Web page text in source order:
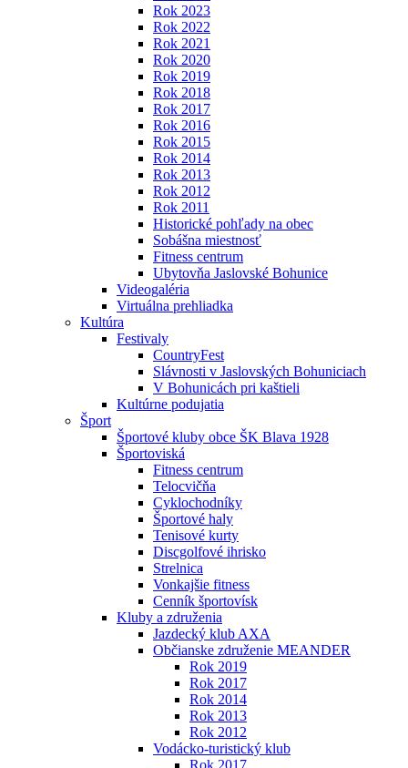
Rok 2023
Rok 2022
Rok 2021
Rok 2020
Rok 2019
Rok 2018
Rok 2017
Rok 2016
Rok 2015
Rok 2014
Rok 2013
Rok 2012
Rok 2011
Historické pohľady na obec
Sobášna miestnosť
Fitness centrum
Ubytovňa Jaslovské Bohunice
Videogaléria
Virtuálna prehliadka
Kultúra
Festivaly
CountryFest
Slávnosti v Jaslovských Bohuniciach
V Bohunicách pri kaštieli
Kultúrne podujatia
Šport
Športové kluby obce ŠK Blava 1928
Športoviská
Fitness centrum
Telocvičňa
Cyklochodníky
Športové haly
Tenisové kurty
Discgolfové ihrisko
Strelnica
Vonkajšie fitness
Cenník športovísk
Kluby a združenia
Jazdecký klub AXA
Občianske združenie MEANDER
Rok 2019
Rok 2017
Rok 2014
Rok 2013
Rok 2012
Vodácko-turistický klub
Rok 2017